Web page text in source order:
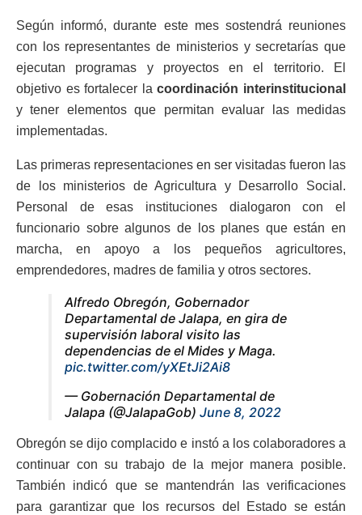
Según informó, durante este mes sostendrá reuniones
con los representantes de ministerios y secretarías que
ejecutan programas y proyectos en el territorio. El
objetivo es fortalecer lacoordinación interinstitucional
y tener elementos que permitan evaluar las medidas
implementadas.
Las primeras representaciones en ser visitadas fueron las
de los ministerios de Agricultura y Desarrollo Social.
Personal de esas instituciones dialogaron con el
funcionario sobre algunos de los planes que están en
marcha, en apoyo a los pequeños agricultores,
emprendedores, madres de familia y otros sectores.
Alfredo Obregón, Gobernador
Departamental de Jalapa, en gira de
supervisión laboral visito las
dependencias de el Mides y Maga.
pic.twitter.com/yXEtJi2Ai8
— Gobernación Departamental de
Jalapa (@JalapaGob) June 8, 2022
Obregón se dijo complacido e instó a los colaboradores a
continuar con su trabajo de la mejor manera posible.
También indicó que se mantendrán las verificaciones
para garantizar que los recursos del Estado se están